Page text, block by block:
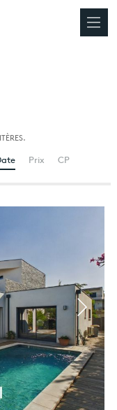
Prix CP